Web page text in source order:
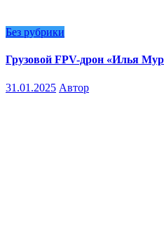
Без рубрики
Грузовой FPV-дрон «Илья
31.01.2025 Автор